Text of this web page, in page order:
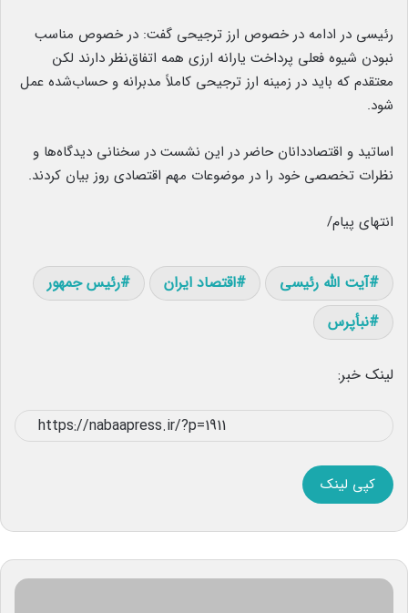
رئیسی در ادامه در خصوص ارز ترجیحی گفت: در خصوص مناسب
نبودن شیوه فعلی پرداخت یارانه ارزی همه اتفاق‌نظر دارند لکن
معتقدم که باید در زمینه ارز ترجیحی کاملاً مدبرانه و حساب‌شده عمل
شود.
اساتید و اقتصاددانان حاضر در این نشست در سخنانی دیدگاه‌ها و
نظرات تخصصی خود را در موضوعات مهم اقتصادی روز بیان کردند.
انتهای پیام/
آیت الله رئیسی اقتصاد ایران
رئیس جمهور
نبأپرس
لینک خبر:
کپی لینک